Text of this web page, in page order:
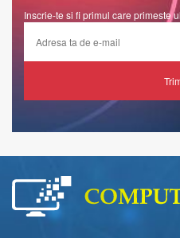
Inscrie-te si fi primul care primeste